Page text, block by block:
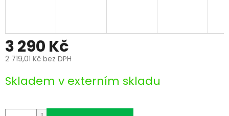
3 290 Kč
2 719,01 Kč bez DPH
cena:
Skladem v externím skladu